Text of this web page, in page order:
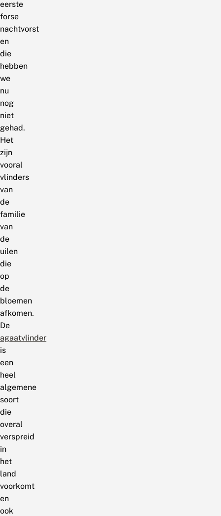
eerste
forse
nachtvorst
en
die
hebben
we
nu
nog
niet
gehad.
Het
zijn
vooral
vlinders
van
de
familie
van
de
uilen
die
op
de
bloemen
afkomen.
De
agaatvlinder
is
een
heel
algemene
soort
die
overal
verspreid
in
het
land
voorkomt
en
ook